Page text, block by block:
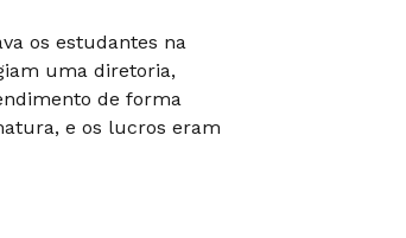
os estudantes na
uma diretoria,
de forma
e os lucros eram